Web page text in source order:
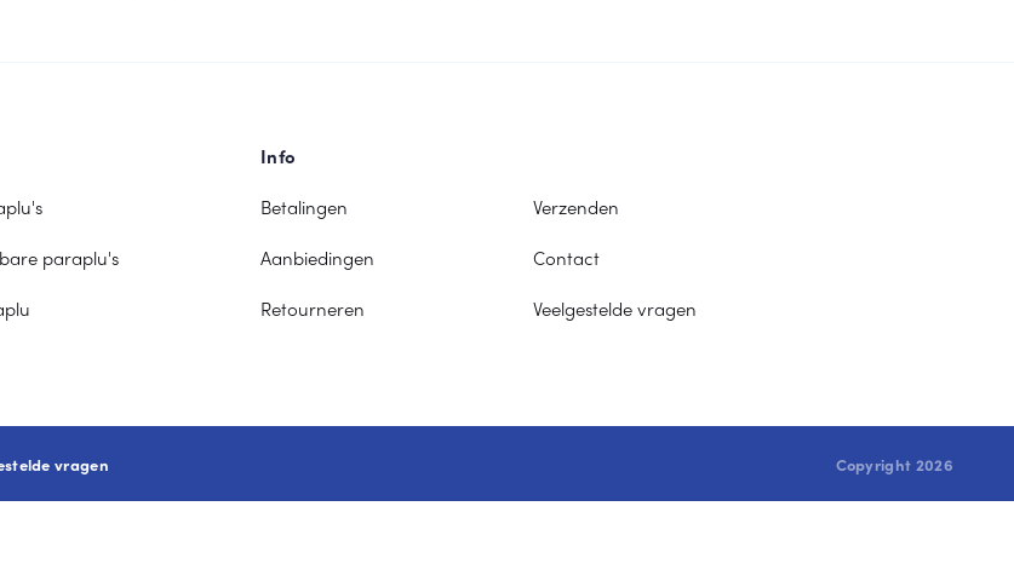
paraplu's
Info
Betalingen
Verzenden
Aanbiedingen
Contact
Retourneren
Veelgestelde vragen
vragen Copyright 2026